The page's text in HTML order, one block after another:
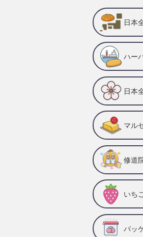
日本
ハー
日本
マル
修道
いち
パッ